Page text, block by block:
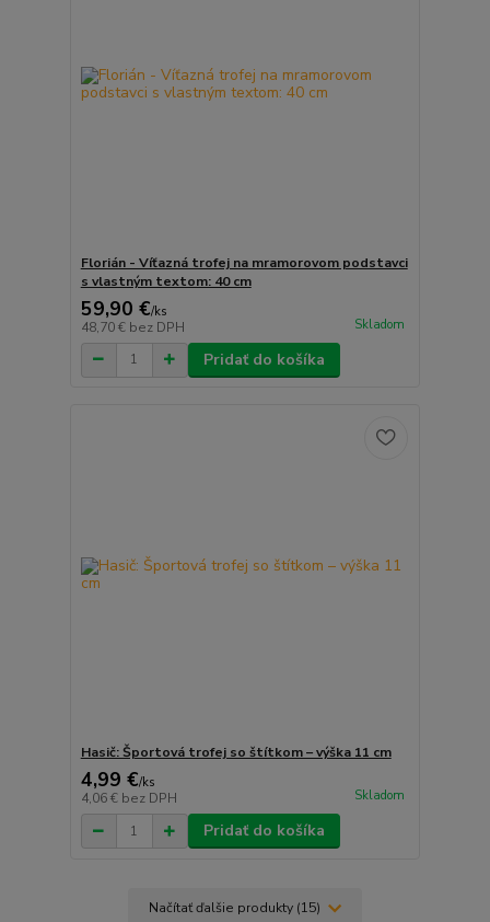
Florián - Víťazná trofej na mramorovom podstavci
s vlastným textom: 40 cm
59,90 €/ks
48,70 € bez DPH Skladom
Pridať do košíka
Hasič: Športová trofej so štítkom – výška 11 cm
4,99 €/ks
4,06 € bez DPH Skladom
Pridať do košíka
Načítať ďalšie produkty (15)